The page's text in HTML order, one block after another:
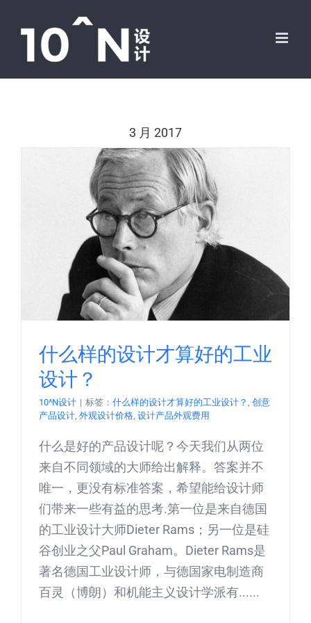
3 月 2017
什么样的设计才算好的工业
设计？
10^N设计 | 标签： 什么样的设计才算好的工业设计？ , 创意
产品设计, 外观设计价格, 设计产品外观费用
什么是好的产品设计呢？今天我们从两位
来自不同领域的大师给出解释。答案并不
唯一，更没有标准答案，希望能给设计师
们带来一些有益的思考.第一位是来自德国
的工业设计大师Dieter Rams；另一位是硅
谷创业之父Paul Graham。Dieter Rams是
著名德国工业设计师，与德国家电制造商
百灵（博朗）和机能主义设计学派有......